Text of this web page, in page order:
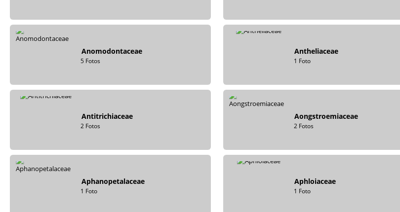
Anomodontaceae
5 Fotos
Antheliaceae
1 Foto
Antitrichiaceae
2 Fotos
Aongstroemiaceae
2 Fotos
Aphanopetalaceae
1 Foto
Aphloiaceae
1 Foto